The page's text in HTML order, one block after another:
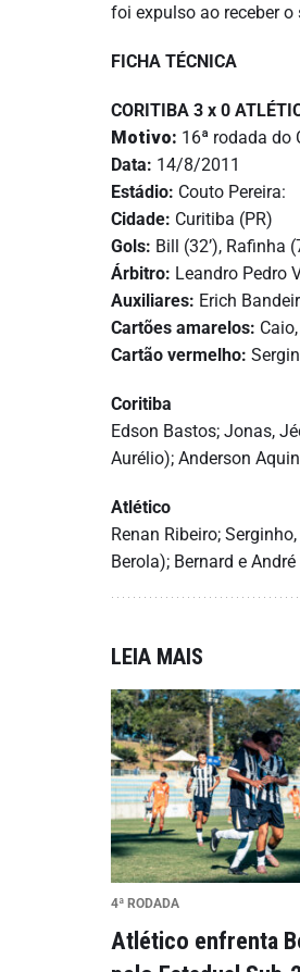
foi expulso ao receber
FICHA TÉCNICA
CORITIBA 3 x 0
Motivo: 16ª rodada do
Data: 14/8/2011
Estádio: Couto Pereira:
Cidade: Curitiba (PR)
Gols: Bill (32’), Rafinha
Árbitro: Leandro Pedro
Auxiliares: Erich
Cartões amarelos:
Cartão vermelho:
Coritiba
Edson Bastos; Jonas,
Aurélio); Anderson
Atlético
Renan Ribeiro;
Berola); Bernard e
LEIA MAIS
4ª RODADA
Atlético enfrenta